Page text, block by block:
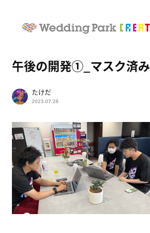
午後の開発①_マスク済み
たけだ
2023.07.28